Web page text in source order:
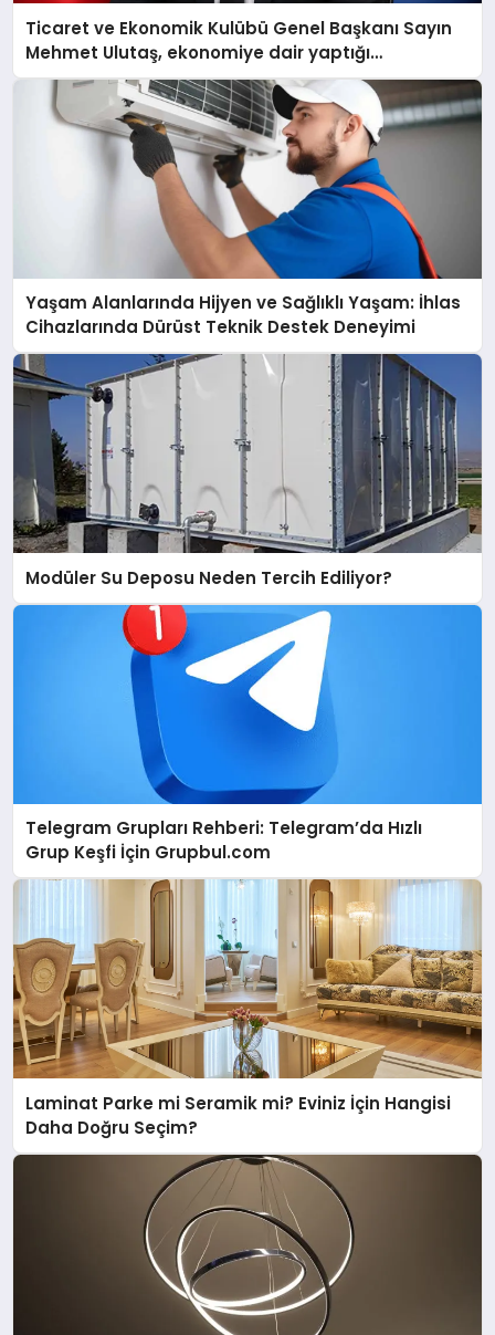
Ticaret ve Ekonomik Kulübü Genel Başkanı Sayın
Mehmet Ulutaş, ekonomiye dair yaptığı
açıklamada şunları kaydetti:
Yaşam Alanlarında Hijyen ve Sağlıklı Yaşam: İhlas
Cihazlarında Dürüst Teknik Destek Deneyimi
Modüler Su Deposu Neden Tercih Ediliyor?
Telegram Grupları Rehberi: Telegram’da Hızlı
Grup Keşfi İçin Grupbul.com
Laminat Parke mi Seramik mi? Eviniz İçin Hangisi
Daha Doğru Seçim?